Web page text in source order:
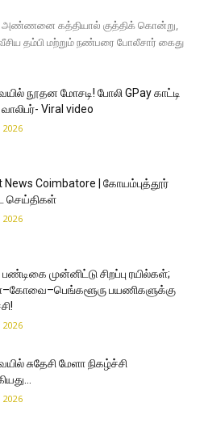
அண்ணனை கத்தியால் குத்திக் கொன்று,
தம்பி மற்றும் நண்பரை போலீசார் கைது
நூதன மோசடி! போலி GPay காட்டி
Viral video
2026
News Coimbatore | கோயம்புத்தூர்
செய்திகள்
2026
முன்னிட்டு சிறப்பு ரயில்கள்;
பயணிகளுக்கு
2026
சுதேசி மேளா நிகழ்ச்சி
2026